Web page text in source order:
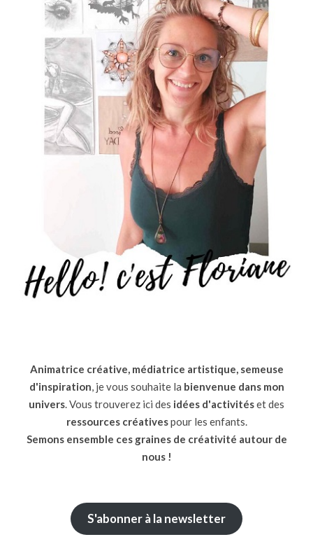
Animatrice créative, médiatrice artistique, semeuse
d'inspiration, je vous souhaite la bienvenue dans mon
univers. Vous trouverez ici des idées d'activitéset des
ressources créativespour les enfants.
Semons ensemble ces graines de créativité autour de
nous !
S'abonner à la newsletter